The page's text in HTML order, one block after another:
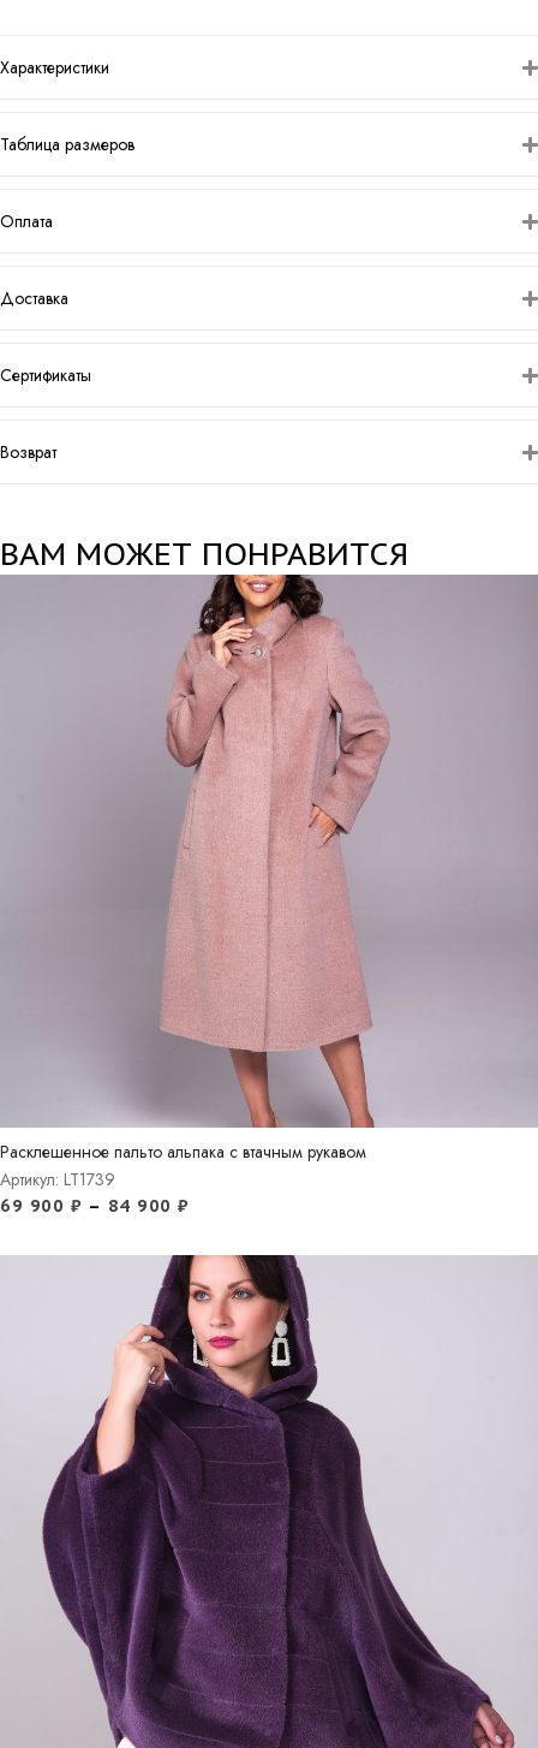
Характеристики
Таблица размеров
Оплата
Доставка
Сертификаты
Возврат
ВАМ МОЖЕТ ПОНРАВИТСЯ
Расклешенное пальто альпака с втачным рукавом
Артикул: LT1739
69 900 ₽ – 84 900 ₽